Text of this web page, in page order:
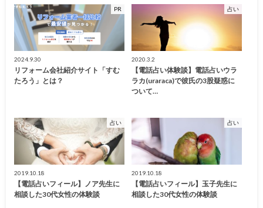
PR
2024.9.30
リフォーム会社紹介サイト「すむ
たろう」とは？
占い
2020.3.2
【電話占い体験談】電話占いウラ
ラカ(uraraca)で彼氏の3股疑惑に
ついて…
占い
2019.10.18
【電話占いフィール】ノア先生に
相談した30代女性の体験談
占い
2019.10.18
【電話占いフィール】玉子先生に
相談した30代女性の体験談